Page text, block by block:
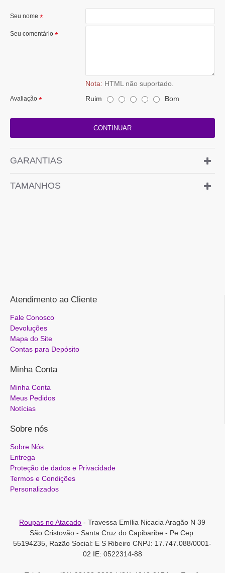
Seu nome
Seu comentário
Nota: HTML não suportado.
Avaliação Ruim Bom
CONTINUAR
GARANTIAS
TAMANHOS
Atendimento ao Cliente
Fale Conosco
Devoluções
Mapa do Site
Contas para Depósito
Minha Conta
Minha Conta
Meus Pedidos
Notícias
Sobre nós
Sobre Nós
Entrega
Proteção de dados e Privacidade
Termos e Condições
Personalizados
Roupas no Atacado - Travessa Emília Nicacia Aragão N 39
São Cristovão - Santa Cruz do Capibaribe - Pe Cep:
55194235, Razão Social: E S Ribeiro CNPJ: 17.747.088/0001-
02 IE: 0522314-88